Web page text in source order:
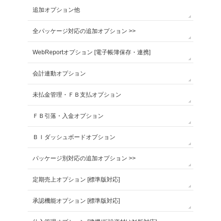
追加オプション他
全パッケージ対応の追加オプション >>
WebReportオプション [電子帳簿保存・連携]
会計連動オプション
未払金管理・ＦＢ支払オプション
ＦＢ引落・入金オプション
ＢＩダッシュボードオプション
パッケージ別対応の追加オプション >>
定期売上オプション [標準版対応]
承認機能オプション [標準版対応]